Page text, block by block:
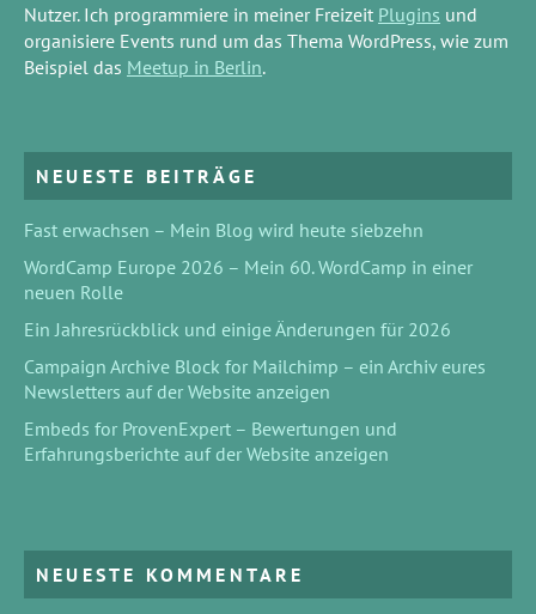
Nutzer. Ich programmiere in meiner Freizeit Plugins und
organisiere Events rund um das Thema WordPress, wie zum
Beispiel das Meetup in Berlin.
NEUESTE BEITRÄGE
Fast erwachsen – Mein Blog wird heute siebzehn
WordCamp Europe 2026 – Mein 60. WordCamp in einer
neuen Rolle
Ein Jahresrückblick und einige Änderungen für 2026
Campaign Archive Block for Mailchimp – ein Archiv eures
Newsletters auf der Website anzeigen
Embeds for ProvenExpert – Bewertungen und
Erfahrungsberichte auf der Website anzeigen
NEUESTE KOMMENTARE